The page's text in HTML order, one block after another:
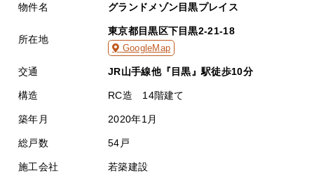
物件名 グランドメゾン目黒プレイス
所在地
東京都目黒区下目黒2-21-18
GoogleMap
交通 JR山手線他『目黒』駅徒歩10分
構造 RC造 14階建て
築年月 2020年1月
総戸数 54戸
施工会社 若築建設